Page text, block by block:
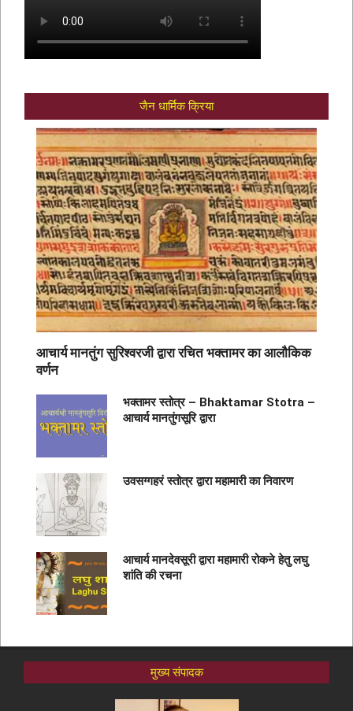
जैन धार्मिक क्रिया
आचार्य मानतुंग सुरिश्वरजी द्वारा रचित भक्तामर का आलौकिक
वर्णन
भक्तामर स्तोत्र – Bhaktamar Stotra –
आचार्य मानतुंगसूरि द्वारा
उवसग्गहरं स्तोत्र द्वारा महामारी का निवारण
आचार्य मानदेवसूरी द्वारा महामारी रोकने हेतु लघु
शांति की रचना
मुख्य संपादक